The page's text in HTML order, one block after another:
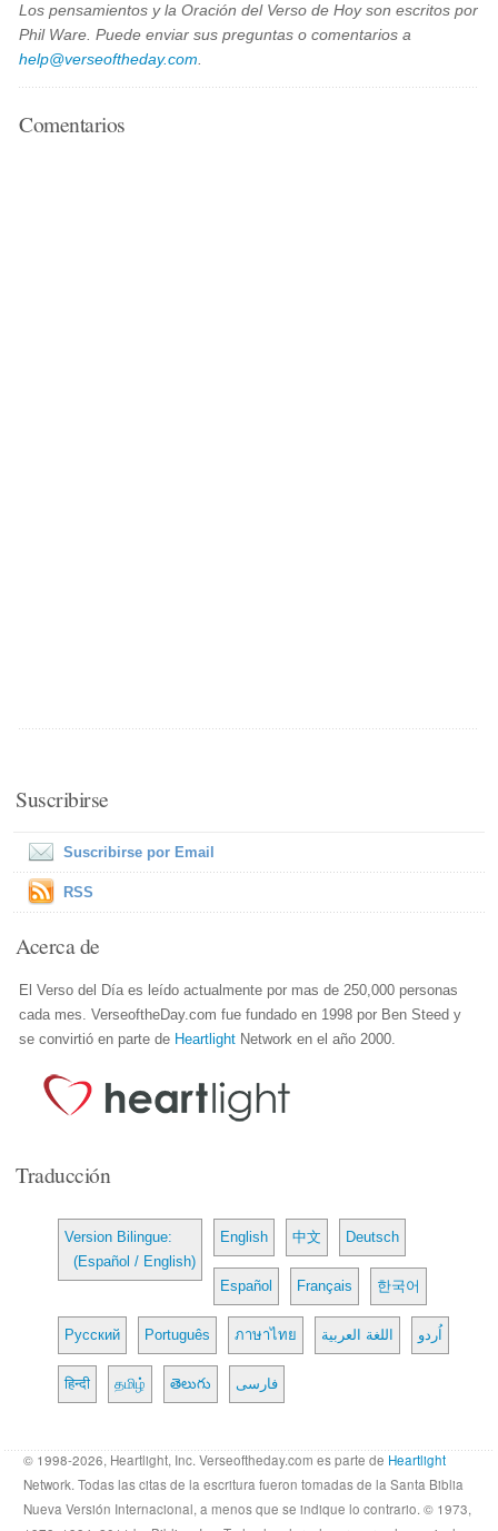
Los pensamientos y la Oración del Verso de Hoy son escritos por
Phil Ware. Puede enviar sus preguntas o comentarios a
help@verseoftheday.com
Comentarios
Suscribirse
Suscribirse por Email
RSS
Acerca de
El Verso del Día es leído actualmente por mas de 250,000 personas
cada mes. VerseoftheDay.com fue fundado en 1998 por Ben Steed y
se convirtió en parte de Heartlight Network en el año 2000.
Traducción
Version Bilingue:
(Español / English)
English 中文 Deutsch
Español Français 한국어
Русский Português ภาษาไทย اللغة العربية اُردو
हिन्दी தமிழ் తెలుగు فارسی
© 1998-2026, Heartlight, Inc. Verseoftheday.com es parte de Heartlight
Network. Todas las citas de la escritura fueron tomadas de la Santa Biblia
Nueva Versión Internacional, a menos que se indique lo contrario. © 1973,